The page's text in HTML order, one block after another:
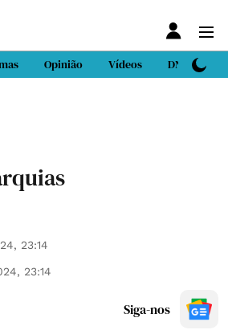
Opinião Vídeos DN Sport
23:14
23:14
Siga-nos